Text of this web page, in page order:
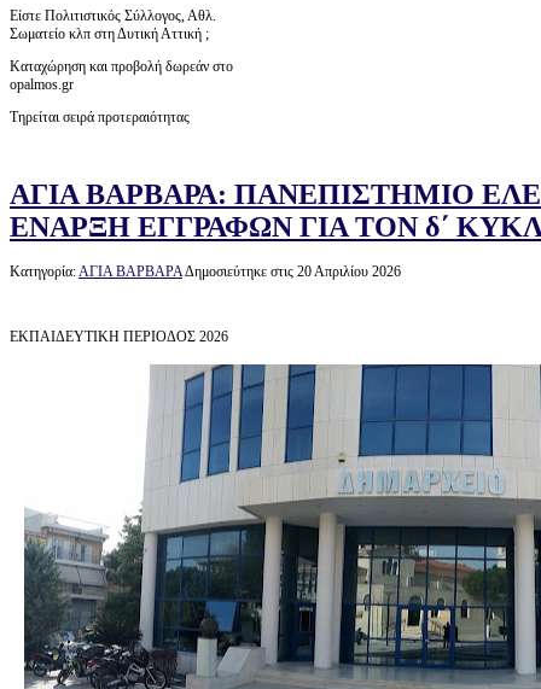
Είστε Πολιτιστικός Σύλλογος, Αθλ.
Σωματείο κλπ στη Δυτική Αττική ;
Καταχώρηση και προβολή δωρεάν στο
opalmos.gr
Τηρείται σειρά προτεραιότητας
ΑΓΙΑ ΒΑΡΒΑΡΑ: ΠΑΝΕΠΙΣΤΗΜΙΟ
ΕΝΑΡΞΗ ΕΓΓΡΑΦΩΝ ΓΙΑ ΤΟΝ δ΄
Κατηγορία:ΑΓΙΑ ΒΑΡΒΑΡΑΔημοσιεύτηκε στις 20 Απριλίου 2026
ΕΚΠΑΙΔΕΥΤΙΚΗ ΠΕΡΙΟΔΟΣ 2026